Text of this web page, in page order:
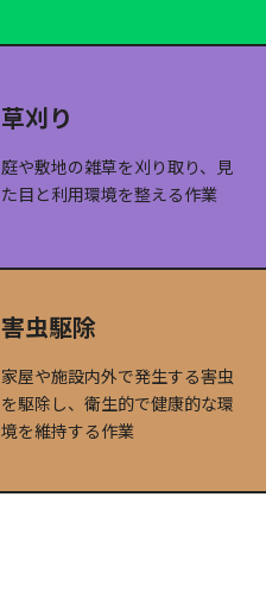
草刈り
庭や敷地の雑草を刈り取り、見
た目と利用環境を整える作業
害虫駆除
家屋や施設内外で発生する害虫
を駆除し、衛生的で健康的な環
境を維持する作業